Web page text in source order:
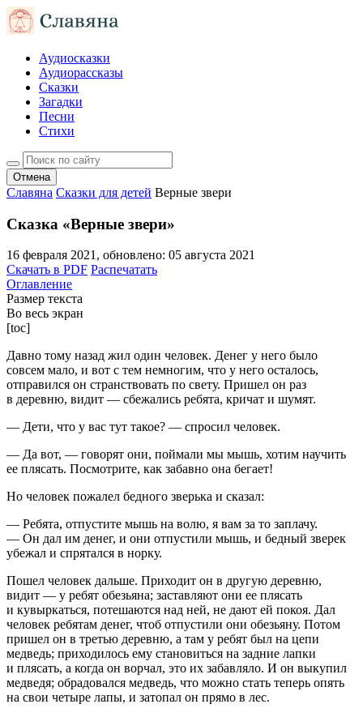
Аудиосказки
Аудиорассказы
Сказки
Загадки
Песни
Стихи
Отмена
Славяна Сказки для детей Верные звери
Сказка «Верные звери»
16 февраля 2021, обновлено: 05 августа 2021
Скачать в PDF Распечатать
Оглавление
Размер текста
Во весь экран
[toc]
Давно тому назад жил один человек. Денег у него было
совсем мало, и вот с тем немногим, что у него осталось,
отправился он странствовать по свету. Пришел он раз
в деревню, видит — сбежались ребята, кричат и шумят.
— Дети, что у вас тут такое? — спросил человек.
— Да вот, — говорят они, поймали мы мышь, хотим научить
ее плясать. Посмотрите, как забавно она бегает!
Но человек пожалел бедного зверька и сказал:
— Ребята, отпустите мышь на волю, я вам за то заплачу.
— Он дал им денег, и они отпустили мышь, и бедный зверек
убежал и спрятался в норку.
Пошел человек дальше. Приходит он в другую деревню,
видит — у ребят обезьяна; заставляют они ее плясать
и кувыркаться, потешаются над ней, не дают ей покоя. Дал
человек ребятам денег, чтоб отпустили они обезьяну. Потом
пришел он в третью деревню, а там у ребят был на цепи
медведь; приходилось ему становиться на задние лапки
и плясать, а когда он ворчал, это их забавляло. И он выкупил
медведя; обрадовался медведь, что можно стать теперь опять
на свои четыре лапы, и затопал он прямо в лес.